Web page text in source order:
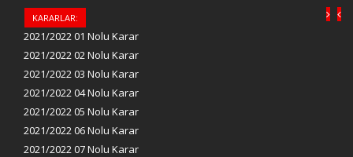
KARARLAR:
2021/2022 01 Nolu Karar
2021/2022 02 Nolu Karar
2021/2022 03 Nolu Karar
2021/2022 04 Nolu Karar
2021/2022 05 Nolu Karar
2021/2022 06 Nolu Karar
2021/2022 07 Nolu Karar